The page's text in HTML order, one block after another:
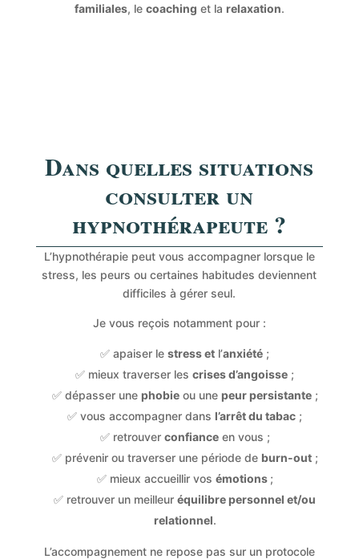
familiales, le coaching et la relaxation.
Dans quelles situations
consulter un
hypnothérapeute ?
L’hypnothérapie peut vous accompagner lorsque le
stress, les peurs ou certaines habitudes deviennent
difficiles à gérer seul.
Je vous reçois notamment pour :
✅apaiser lestress et l’anxiété ;
✅ mieux traverser lescrises d’angoisse ;
✅ dépasser une phobieou une peur persistante;
✅ vous accompagner dansl’arrêt du tabac ;
✅ retrouver confianceen vous ;
✅ prévenir ou traverser une période de burn-out;
✅ mieux accueillir vos émotions ;
✅ retrouver un meilleuréquilibre personnel et/ou
relationnel.
L’accompagnement ne repose pas sur un protocole